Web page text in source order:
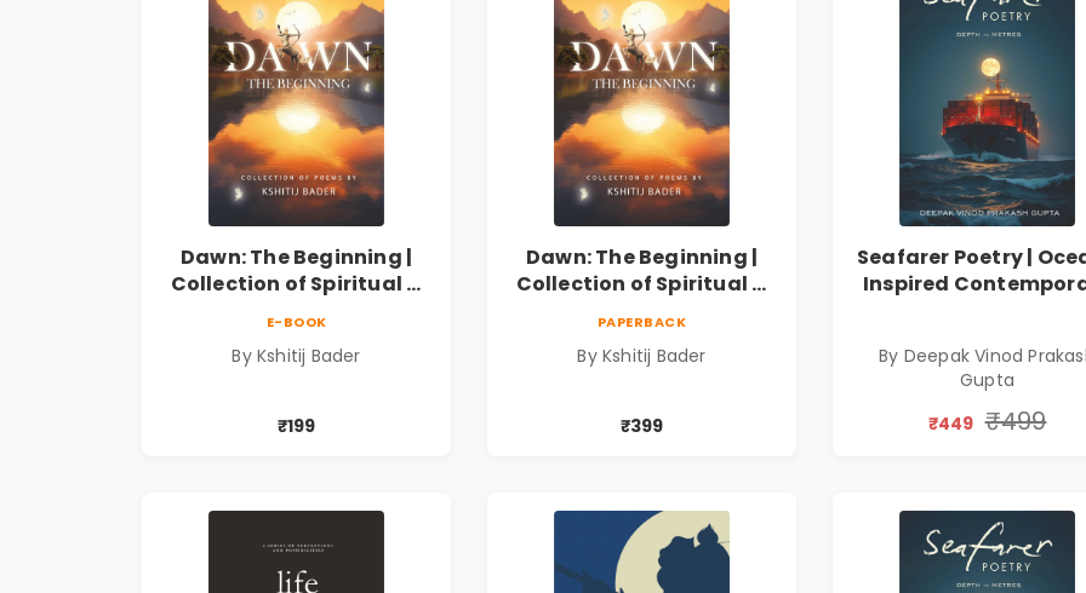
Dawn: The Beginning |
Collection of Spiritual &
E-BOOK
By Kshitij Bader
₹199
Dawn: The Beginning |
Collection of Spiritual &
PAPERBACK
By Kshitij Bader
₹399
Seafarer Poetry |
Inspired
By Deepak Vinod
Gupta
₹449 ₹499